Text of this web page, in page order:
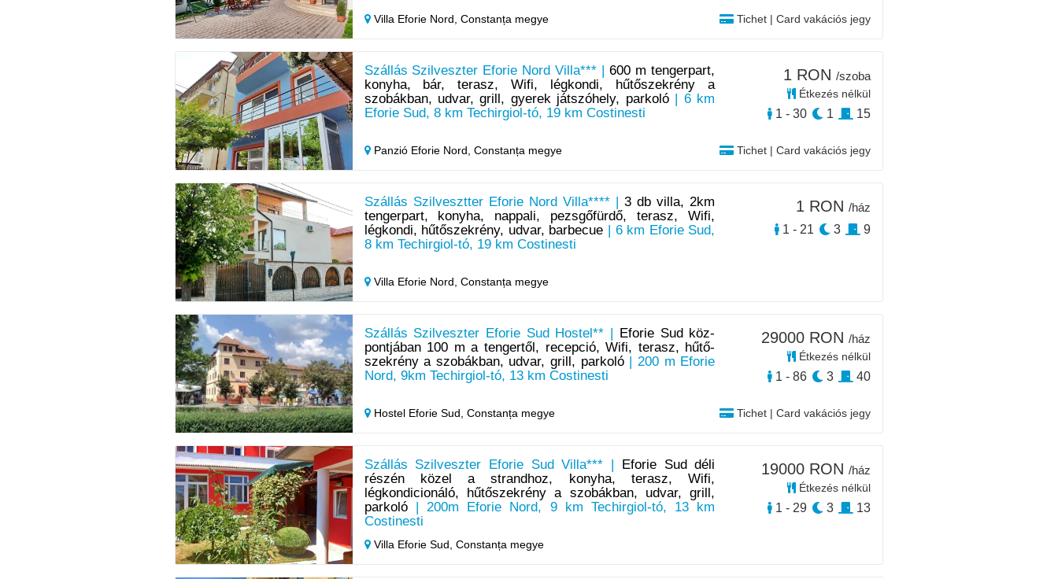
Villa Eforie Nord, Constanța megye Tichet | Card vakációs jegy
Szállás Szilveszter Eforie Nord Villa*** |600 m tengerpart,
konyha, bár, terasz, Wifi, légkondi, hűtőszekrény a
szobákban, udvar, grill, gyerek játszóhely, parkoló| 6 km
Eforie Sud, 8 km Techirgiol-tó, 19 km Costinesti
Panzió Eforie Nord, Constanța megye Tichet | Card vakációs jegy
1 RON /szoba
Étkezés nélkül
1 - 30 1 15
Szállás Szilvesztter Eforie Nord Villa**** |3 db villa, 2km
tengerpart, konyha, nappali, pezsgőfürdő, terasz, Wifi,
légkondi, hűtőszekrény, udvar, barbecue | 6 km Eforie Sud,
8 km Techirgiol-tó, 19 km Costinesti
Villa Eforie Nord, Constanța megye
1 RON /ház
1 - 21
3 9
Szállás Szilveszter Eforie Sud Hostel** |
Eforie Sud köz-
pontjában 100 m a tengertől, recepció, Wifi, terasz, hűtő-
szekrény a szobákban, udvar, grill, parkoló| 200 m Eforie
Nord, 9km Techirgiol-tó, 13 km Costinesti
Hostel Eforie Sud, Constanța megye Tichet | Card vakációs jegy
29000 RON /ház
Étkezés nélkül
1 - 86 3 40
Szállás Szilveszter Eforie Sud Villa*** |
Eforie Sud déli
részén közel a strandhoz, konyha, terasz, Wifi,
légkondicionáló, hűtőszekrény a szobákban, udvar, grill,
parkoló| 200m Eforie Nord, 9 km Techirgiol-tó, 13 km
Costinesti
Villa Eforie Sud, Constanța megye
19000 RON /ház
Étkezés nélkül
1 - 29 3 13